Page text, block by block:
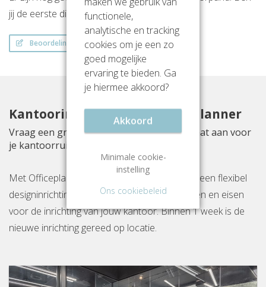
jij de eerste die een beoordeling achterlaat?
Beoordeling schrijven
Kantoorinrichting met Officeplanner
Vraag een gratis inrichtingsvoorstel op maat aan voor
je kantoorruimte aan Zwartewaterallee 56
Met Officeplanner huur, huurkoop of koop je een flexibel
designinrichtingspakket op basis van je wensen en eisen
voor de inrichting van jouw kantoor. Binnen 1 week is de
nieuwe inrichting gereed op locatie.
functionele,
analytische en tracking
cookies om je een zo
goed mogelijke
ervaring te bieden. Ga
je hiermee akkoord?
Akkoord
Minimale cookie-
instelling
Ons cookiebeleid